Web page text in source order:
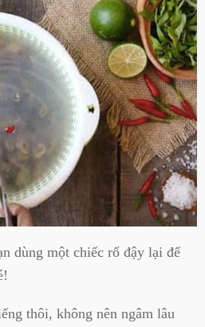
dùng một chiếc rổ đậy lại để
thôi, không nên ngâm lâu